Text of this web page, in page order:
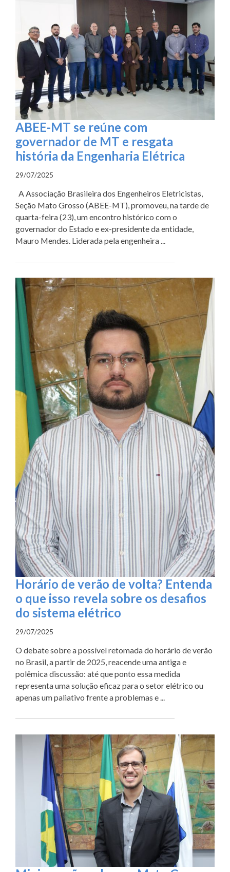
ABEE-MT se reúne com
governador de MT e resgata
história da Engenharia Elétrica
29/07/2025
A Associação Brasileira dos Engenheiros Eletricistas,
Seção Mato Grosso (ABEE-MT), promoveu, na tarde de
quarta-feira (23), um encontro histórico com o
governador do Estado e ex-presidente da entidade,
Mauro Mendes. Liderada pela engenheira ...
Horário de verão de volta? Entenda
o que isso revela sobre os desafios
do sistema elétrico
29/07/2025
O debate sobre a possível retomada do horário de verão
no Brasil, a partir de 2025, reacende uma antiga e
polêmica discussão: até que ponto essa medida
representa uma solução eficaz para o setor elétrico ou
apenas um paliativo frente a problemas e ...